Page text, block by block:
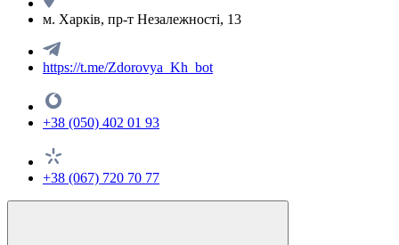
м. Харків, пр-т Незалежності, 13
https://t.me/Zdorovya_Kh_bot
+38 (050) 402 01 93
+38 (067) 720 70 77